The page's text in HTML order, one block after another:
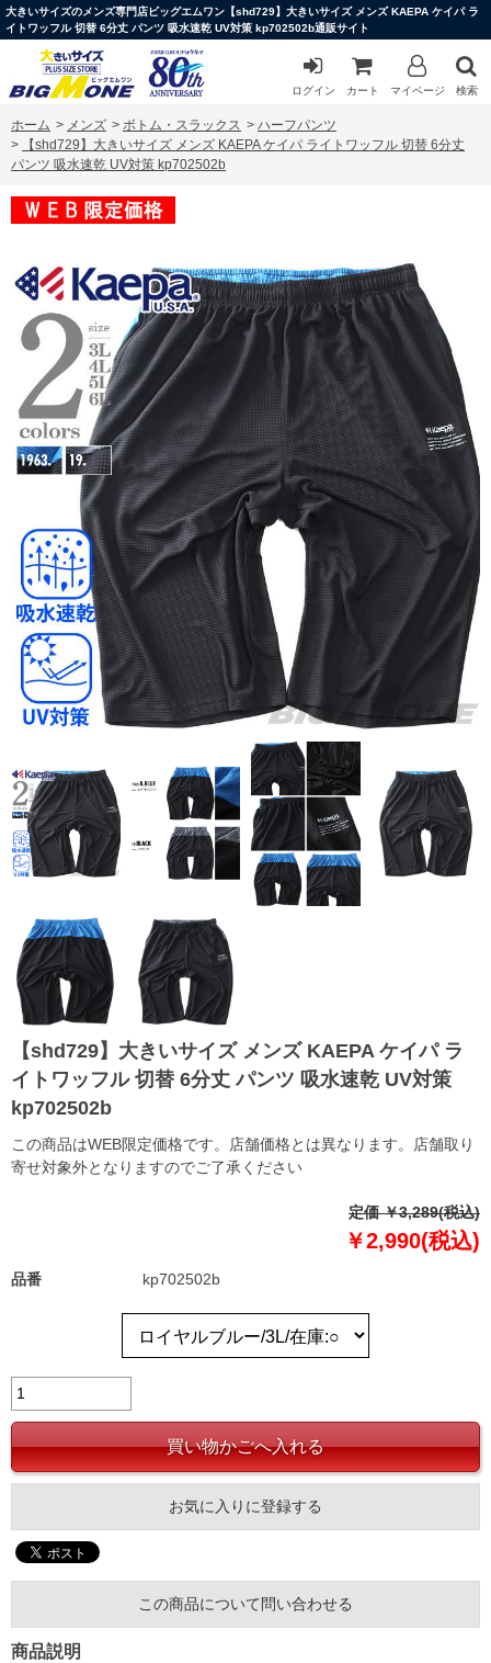
大きいサイズのメンズ専門店ビッグエムワン【shd729】大きいサイズ メンズ KAEPA ケイパ ラ
イトワッフル 切替 6分丈 パンツ 吸水速乾 UV対策 kp702502b通販サイト
ログイン カート マイページ 検索
ホーム > メンズ > ボトム・スラックス > ハーフパンツ
>
【shd729】大きいサイズ メンズ KAEPA ケイパ ライトワッフル 切替 6分丈
パンツ 吸水速乾 UV対策 kp702502b
【shd729】大きいサイズ メンズ KAEPA ケイパ ラ
イトワッフル 切替 6分丈 パンツ 吸水速乾 UV対策
kp702502b
この商品はWEB限定価格です。店舗価格とは異なります。店舗取り
寄せ対象外となりますのでご了承ください
定価 ￥3,289(税込)
￥2,990(税込)
品番 kp702502b
お気に入りに登録する
この商品について問い合わせる
商品説明